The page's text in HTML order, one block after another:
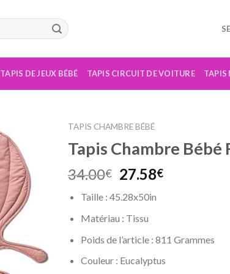
TAPIS DE JEUX BÉBÉ TAPIS CIRCUIT DE VOITURE TAPIS
TAPIS CHAMBRE BÉBÉ
Tapis Chambre Bébé
34.00€ Le
initial
était :
34.00€.
27.58€Le
27.58€.
Taille : 45.28x50in
Matériau : Tissu
Poids de l’article : 811 Grammes
Couleur : Eucalyptus